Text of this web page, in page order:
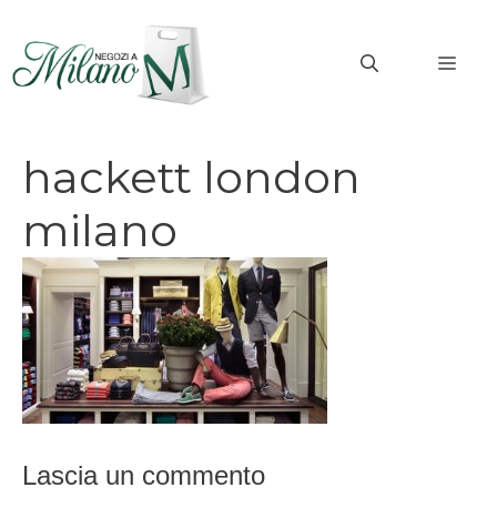
contenuto
hackett london
milano
Lascia un commento